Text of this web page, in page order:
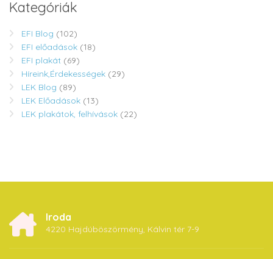
Kategóriák
EFI Blog (102)
EFI előadások (18)
EFI plakát (69)
Híreink,Érdekességek (29)
LEK Blog (89)
LEK Előadások (13)
LEK plakátok, felhívások (22)
Iroda
4220 Hajdúböszörmény, Kálvin tér 7-9